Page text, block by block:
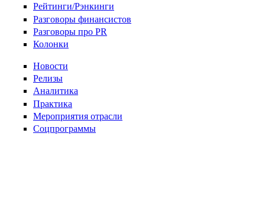
Рейтинги/Рэнкинги
Разговоры финансистов
Разговоры про PR
Колонки
Новости
Релизы
Аналитика
Практика
Мероприятия отрасли
Соцпрограммы